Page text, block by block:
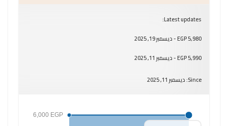
Latest updates:
5,980 EGP - ديسمبر 19, 2025
5,990 EGP - ديسمبر 11, 2025
Since: ديسمبر 11, 2025
6,000 EGP